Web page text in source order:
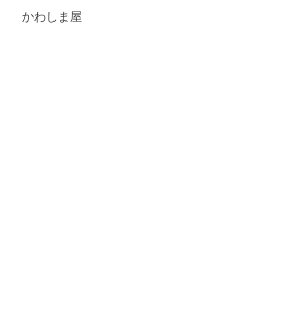
かわしま屋